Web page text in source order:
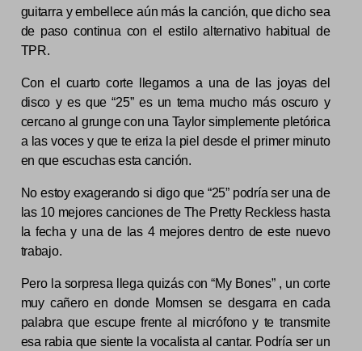
guitarra y embellece aún más la canción, que dicho sea
de paso continua con el estilo alternativo habitual de
TPR.
Con el cuarto corte llegamos a una de las joyas del
disco y es que “25” es un tema mucho más oscuro y
cercano al grunge con una Taylor simplemente pletórica
a las voces y que te eriza la piel desde el primer minuto
en que escuchas esta canción.
No estoy exagerando si digo que “25” podría ser una de
las 10 mejores canciones de The Pretty Reckless hasta
la fecha y una de las 4 mejores dentro de este nuevo
trabajo.
Pero la sorpresa llega quizás con “My Bones” , un corte
muy cañero en donde Momsen se desgarra en cada
palabra que escupe frente al micrófono y te transmite
esa rabia que siente la vocalista al cantar. Podría ser un